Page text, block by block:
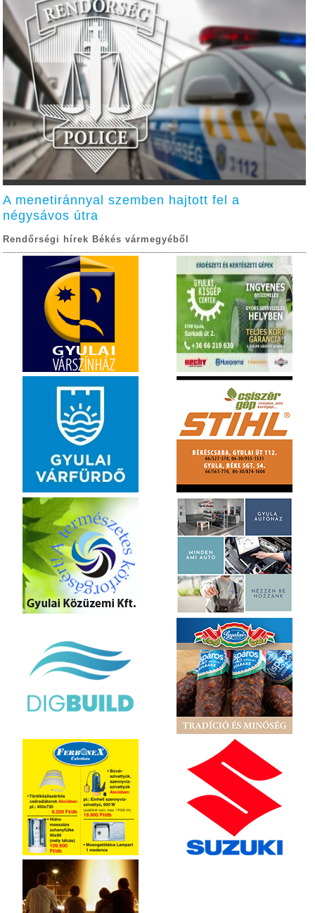
A menetiránnyal szemben hajtott fel a
négysávos útra
Rendőrségi hírek Békés vármegyéből